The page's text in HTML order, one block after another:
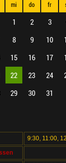
mi do fr
1 2 3
8 9 10
15 16 17
22 23 24
29 30 31
9:30, 11:00,